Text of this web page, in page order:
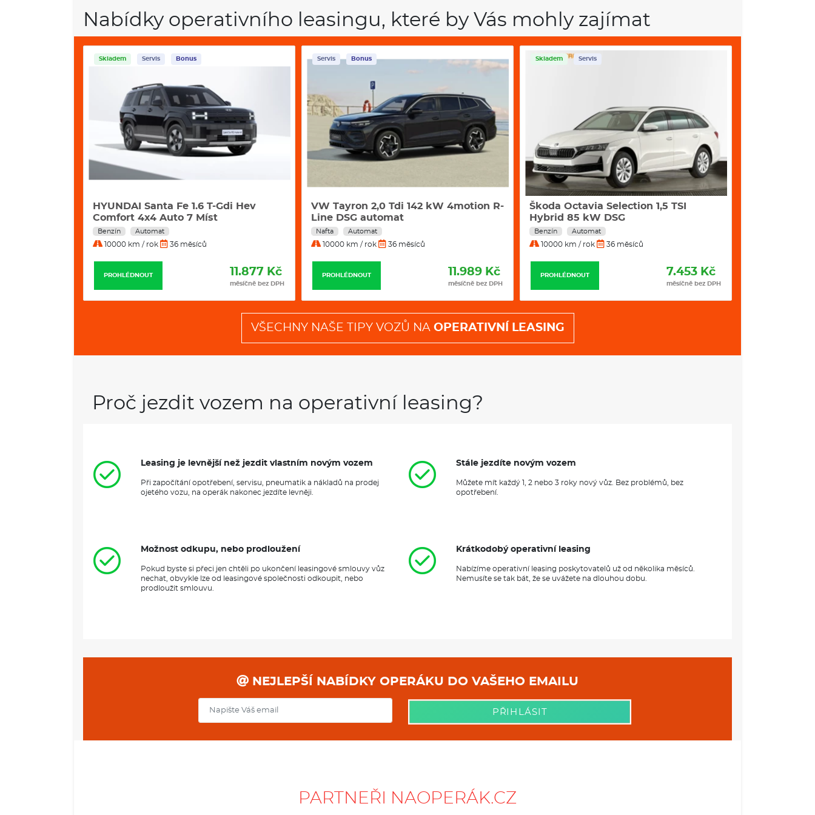
Nabídky operativního leasingu, které by Vás mohly zajímat
Skladem Servis Bonus
HYUNDAI Santa Fe 1.6 T-Gdi Hev
Comfort 4x4 Auto 7 Míst
Benzín Automat
10000 km / rok 36 měsíců
PROHLÉDNOUT 11.877 Kč
měsíčně bez DPH
Servis Bonus
VW Tayron 2,0 Tdi 142 kW 4motion R-
Line DSG automat
Nafta Automat
10000 km / rok 36 měsíců
PROHLÉDNOUT 11.989 Kč
měsíčně bez DPH
Skladem Servis
Škoda Octavia Selection 1,5 TSI
Hybrid 85 kW DSG
Benzín Automat
10000 km / rok 36 měsíců
PROHLÉDNOUT 7.453 Kč
měsíčně bez DPH
VŠECHNY NAŠE TIPY VOZŮ NA OPERATIVNÍ LEASING
Proč jezdit vozem na operativní leasing?
Leasing je levnější než jezdit vlastním novým vozem
Při započítání opotřebení, servisu, pneumatik a nákladů na prodej
ojetého vozu, na operák nakonec jezdíte levněji.
Stále jezdíte novým vozem
Můžete mít každý 1, 2 nebo 3 roky nový vůz. Bez problémů, bez
opotřebení.
Možnost odkupu, nebo prodloužení
Pokud byste si přeci jen chtěli po ukončení leasingové smlouvy vůz
nechat, obvykle lze od leasingové společnosti odkoupit, nebo
prodloužit smlouvu.
Krátkodobý operativní leasing
Nabízíme operativní leasing poskytovatelů už od několika měsíců.
Nemusíte se tak bát, že se uvážete na dlouhou dobu.
NEJLEPŠÍ NABÍDKY OPERÁKU DO VAŠEHO EMAILU
PŘIHLÁSIT
PARTNEŘI NAOPERÁK.CZ